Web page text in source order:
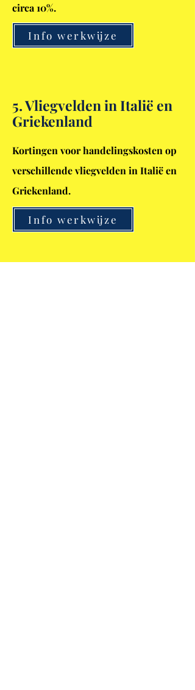
circa 10%.
Info werkwijze
5. Vliegvelden in Italiëen
Griekenland
Kortingen voor handelingskosten op
verschillende vliegvelden in Italië en
Griekenland.
Info werkwijze